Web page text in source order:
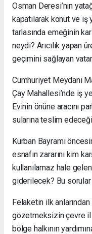
Osman Deresi’nin
kapatılarak konut ve iş
tarlasında emeğinin
neydi? Arıcılık yapan
geçimini sağlayan
Cumhuriyet Meydanı
Çay Mahallesi’nde iş
Evinin önüne aracını
sularına teslim
Kurban Bayramı
esnafın zararını kim
kullanılamaz hale
giderilecek? Bu
Felaketin ilk
gözetmeksizin çevre
bölge halkının